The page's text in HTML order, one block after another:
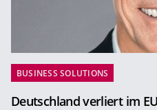
BUSINESS SOLUTIONS
Deutschland verliert im